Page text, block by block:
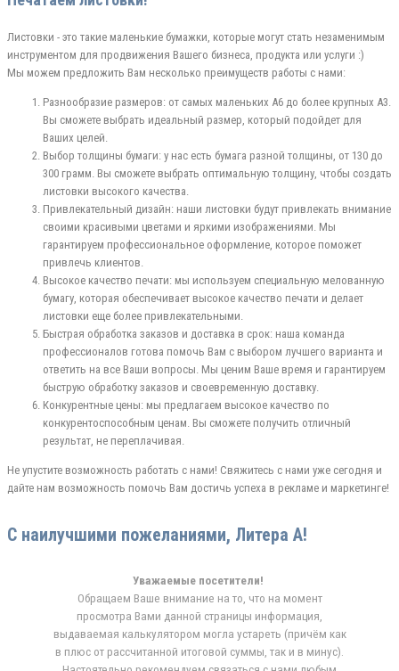
Листовки - это такие маленькие бумажки, которые могут стать незаменимым
инструментом для продвижения Вашего бизнеса, продукта или услуги :)
Мы можем предложить Вам несколько преимуществ работы с нами:
Разнообразие размеров: от самых маленьких А6 до более крупных А3.
Вы сможете выбрать идеальный размер, который подойдет для
Ваших целей.
Выбор толщины бумаги: у нас есть бумага разной толщины, от 130 до
300 грамм. Вы сможете выбрать оптимальную толщину, чтобы создать
листовки высокого качества.
Привлекательный дизайн: наши листовки будут привлекать внимание
своими красивыми цветами и яркими изображениями. Мы
гарантируем профессиональное оформление, которое поможет
привлечь клиентов.
Высокое качество печати: мы используем специальную мелованную
бумагу, которая обеспечивает высокое качество печати и делает
листовки еще более привлекательными.
Быстрая обработка заказов и доставка в срок: наша команда
профессионалов готова помочь Вам с выбором лучшего варианта и
ответить на все Ваши вопросы. Мы ценим Ваше время и гарантируем
быструю обработку заказов и своевременную доставку.
Конкурентные цены: мы предлагаем высокое качество по
конкурентоспособным ценам. Вы сможете получить отличный
результат, не переплачивая.
Не упустите возможность работать с нами! Свяжитесь с нами уже сегодня и
дайте нам возможность помочь Вам достичь успеха в рекламе и маркетинге!
С наилучшими пожеланиями, Литера А!
Уважаемые посетители!
Обращаем Ваше внимание на то, что на момент
просмотра Вами данной страницы информация,
выдаваемая калькулятором могла устареть (причём как
в плюс от рассчитанной итоговой суммы, так и в минус).